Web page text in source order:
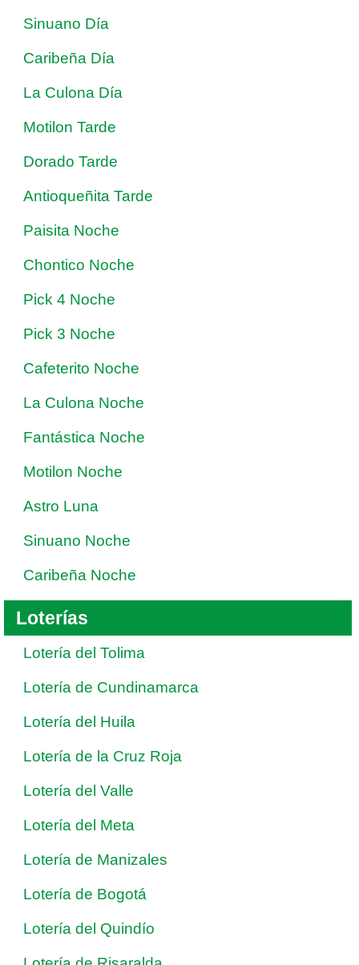
Sinuano Día
Caribeña Día
La Culona Día
Motilon Tarde
Dorado Tarde
Antioqueñita Tarde
Paisita Noche
Chontico Noche
Pick 4 Noche
Pick 3 Noche
Cafeterito Noche
La Culona Noche
Fantástica Noche
Motilon Noche
Astro Luna
Sinuano Noche
Caribeña Noche
Loterías
Lotería del Tolima
Lotería de Cundinamarca
Lotería del Huila
Lotería de la Cruz Roja
Lotería del Valle
Lotería del Meta
Lotería de Manizales
Lotería de Bogotá
Lotería del Quindío